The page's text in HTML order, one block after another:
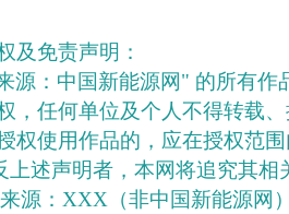
及免责声明：
源：中国新能源网" 的所有作
，任何单位及个人不得转载
权使用作品的，应在授权范
上述声明者，本网将追究其相
源：XXX（非中国新能源网